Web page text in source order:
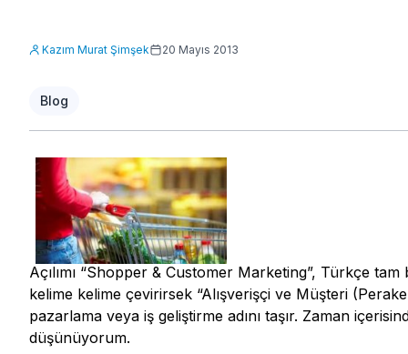
Kazım Murat Şimşek 20 Mayıs 2013
Blog
Açılımı “Shopper & Customer Marketing”, Türkçe
kelime kelime çevirirsek “Alışverişçi ve Müşteri
pazarlama veya iş geliştirme adını taşır. Zaman
düşünüyorum.